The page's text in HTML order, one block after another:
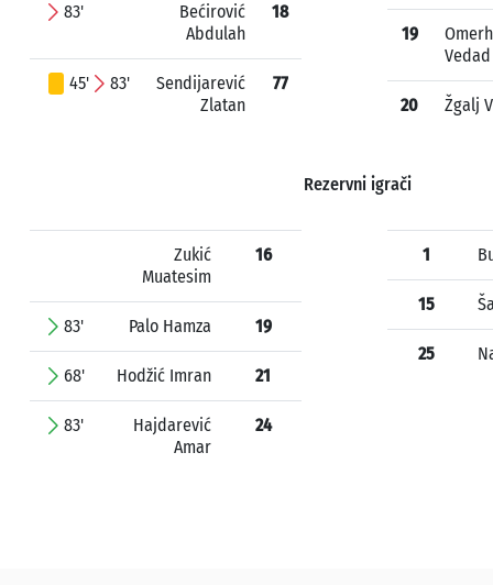
83'
Bećirović
Abdulah
18
45' 83'
Sendijarević
Zlatan
77
19
Vedad
20 Žgalj
Rezervni igrači
Zukić
Muatesim
16
83' Palo Hamza 19
68' Hodžić Imran 21
83'
Hajdarević
Amar
24
1
15
25